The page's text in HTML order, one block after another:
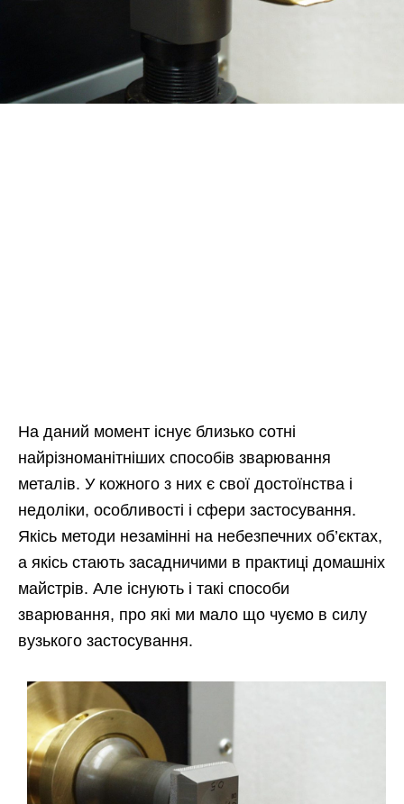
На даний момент існує близько сотні
найрізноманітніших способів зварювання
металів. У кожного з них є свої достоїнства і
недоліки, особливості і сфери застосування.
Якісь методи незамінні на небезпечних об’єктах,
а якісь стають засадничими в практиці домашніх
майстрів. Але існують і такі способи
зварювання, про які ми мало що чуємо в силу
вузького застосування.